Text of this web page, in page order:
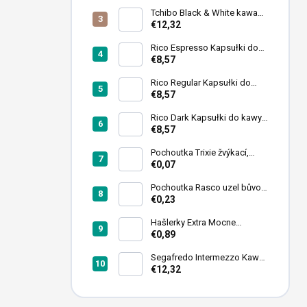
Tchibo Black & White kawa
ziarnista 1 kg
€12,32
Rico Espresso Kapsułki do
kawy 102 szt
€8,57
Rico Regular Kapsułki do
kawy 102 szt
€8,57
Rico Dark Kapsułki do kawy
102 szt
€8,57
Pochoutka Trixie žvýkací,
tyčinky mix 12cmx9-10mm
€0,07
Pochoutka Rasco uzel bůvolí
bílý 6,26cm 50ks
€0,23
Hašlerky Extra Mocne
Cukierki 90 g
€0,89
Segafredo Intermezzo Kawa
ziarnista 1kg
€12,32